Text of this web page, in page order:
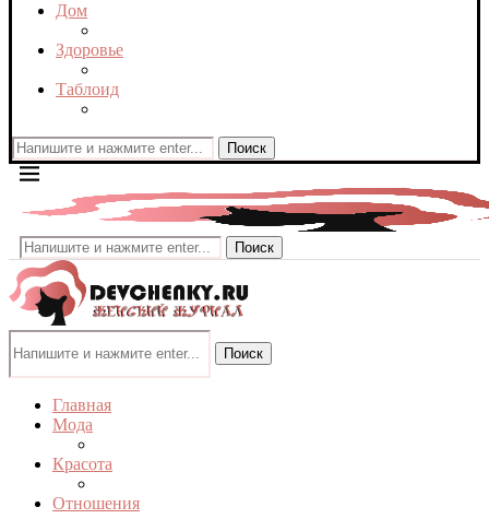
Дом
Здоровье
Таблоид
Поиск
Поиск
Поиск
Главная
Мода
Красота
Отношения